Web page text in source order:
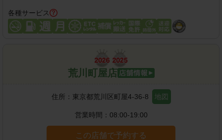
各種サービス
荒川町屋店
住所： 東京都荒川区町屋4-36-8 地図
営業時間： 08:00-19:00
この店舗で予約する